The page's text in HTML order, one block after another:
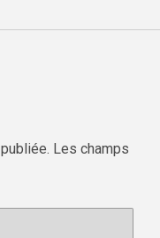
Les champs